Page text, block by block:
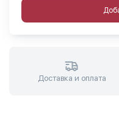
Доставка и оплата